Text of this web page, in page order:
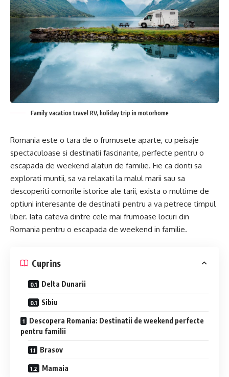
Family vacation travel RV, holiday trip in motorhome
Romania este o tara de o frumusete aparte, cu peisaje
spectaculoase si destinatii fascinante, perfecte pentru o
escapada de weekend alaturi de familie. Fie ca doriti sa
explorati muntii, sa va relaxati la malul marii sau sa
descoperiti comorile istorice ale tarii, exista o multime de
optiuni interesante de destinatii pentru a va petrece timpul
liber. Iata cateva dintre cele mai frumoase locuri din
Romania pentru o escapada de weekend in familie.
Cuprins
Delta Dunarii
Sibiu
Descopera Romania: Destinatii de weekend perfecte
pentru familii
Brasov
Mamaia